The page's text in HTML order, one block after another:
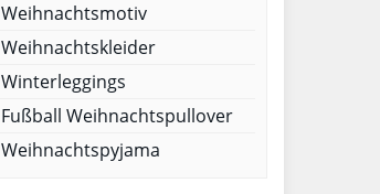
Weihnachtsmotiv
Weihnachtskleider
Winterleggings
Fußball Weihnachtspullover
Weihnachtspyjama